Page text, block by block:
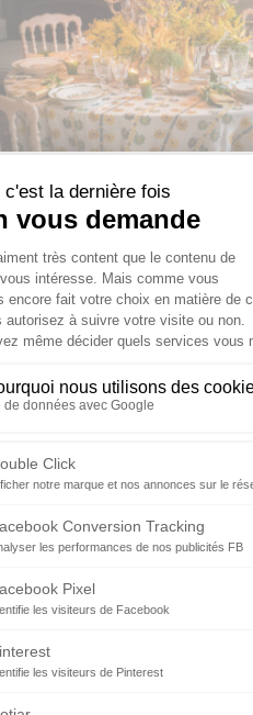
Nouvelle collection de
Lopez pour Thevenon
transpose des textiles emblématiques
de l’Est de l’Europe – ikhat,...